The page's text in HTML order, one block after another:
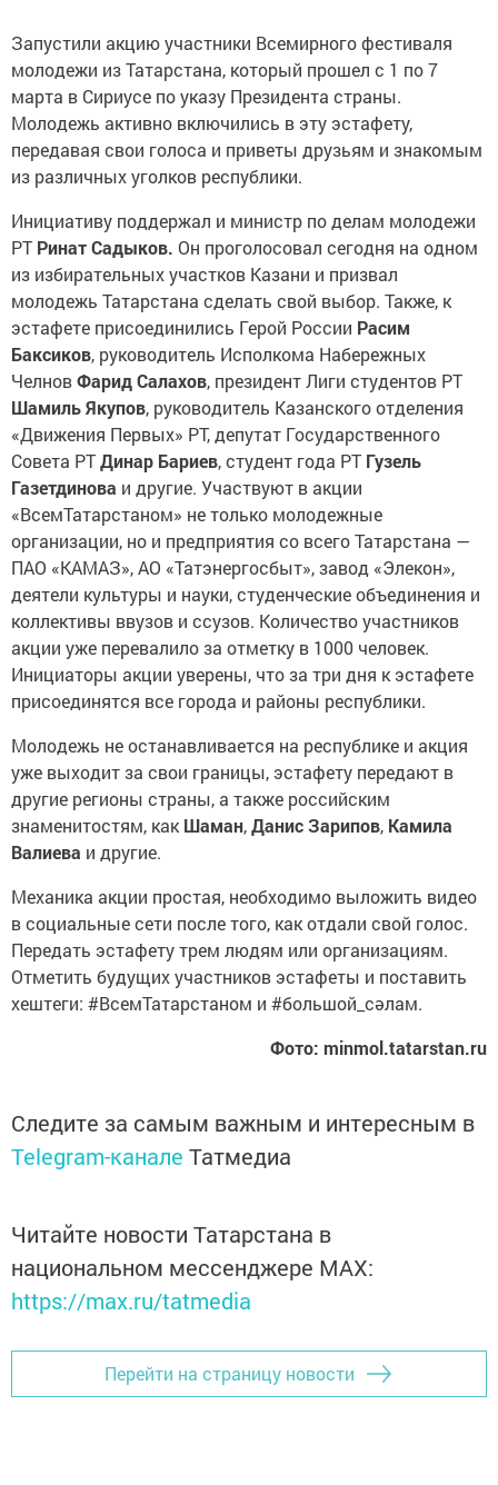
Запустили акцию участники Всемирного фестиваля
молодежи из Татарстана, который прошел с 1 по 7
марта в Сириусе по указу Президента страны.
Молодежь активно включились в эту эстафету,
передавая свои голоса и приветы друзьям и знакомым
из различных уголков республики.
Инициативу поддержал и министр по делам молодежи
РТ Ринат Садыков. Он проголосовал сегодня на одном
из избирательных участков Казани и призвал
молодежь Татарстана сделать свой выбор. Также, к
эстафете присоединились Герой России Расим
Баксиков, руководитель Исполкома Набережных
ЧелновФарид Салахов, президент Лиги студентов РТ
Шамиль Якупов, руководитель Казанского отделения
«Движения Первых» РТ, депутат Государственного
Совета РТДинар Бариев, студент года РТ Гузель
Газетдинова и другие. Участвуют в акции
«ВсемТатарстаном» не только молодежные
организации, но и предприятия со всего Татарстана —
ПАО «КАМАЗ», АО «Татэнергосбыт», завод «Элекон»,
деятели культуры и науки, студенческие объединения и
коллективы ввузов и ссузов. Количество участников
акции уже перевалило за отметку в 1000 человек.
Инициаторы акции уверены, что за три дня к эстафете
присоединятся все города и районы республики.
Молодежь не останавливается на республике и акция
уже выходит за свои границы, эстафету передают в
другие регионы страны, а также российским
знаменитостям, как Шаман,Данис Зарипов, Камила
Валиева и другие.
Механика акции простая, необходимо выложить видео
в социальные сети после того, как отдали свой голос.
Передать эстафету трем людям или организациям.
Отметить будущих участников эстафеты и поставить
хештеги: #ВсемТатарстаном и #большой_сәлам.
Фото: minmol.tatarstan.ru
Следите за самым важным и интересным в
Telegram-канале Татмедиа
Читайте новости Татарстана в
национальном мессенджере MАХ:
https://max.ru/tatmedia
Перейти на страницу новости